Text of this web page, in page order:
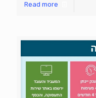
Read more